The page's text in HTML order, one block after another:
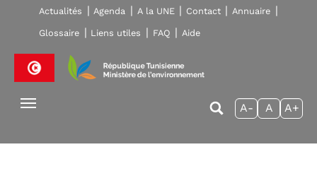
Skip to main navigation
Aller au contenu principal
Skip to page footer
Actualités Agenda A la UNE Contact Annuaire
Glossaire Liens utiles FAQ Aide
A- A A+